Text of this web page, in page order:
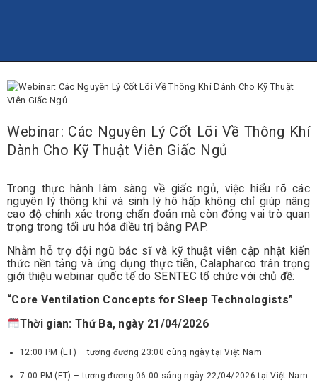
WEBSITE
SẢN PHẨM
LIÊN HỆ
Webinar: Các Nguyên Lý Cốt Lõi Về Thông Khí
Dành Cho Kỹ Thuật Viên Giấc Ngủ
Trong thực hành lâm sàng về giấc ngủ, việc hiểu rõ các
nguyên lý thông khí và sinh lý hô hấp không chỉ giúp nâng
cao độ chính xác trong chẩn đoán mà còn đóng vai trò quan
trọng trong tối ưu hóa điều trị bằng PAP.
Nhằm hỗ trợ đội ngũ bác sĩ và kỹ thuật viên cập nhật kiến
thức nền tảng và ứng dụng thực tiễn, Calapharco trân trọng
giới thiệu webinar quốc tế do SENTEC tổ chức với chủ đề:
“Core Ventilation Concepts for Sleep Technologists”
Thời gian: Thứ Ba, ngày 21/04/2026
12:00 PM (ET) – tương đương 23:00 cùng ngày tại Việt Nam
7:00 PM (ET) – tương đương 06:00 sáng ngày 22/04/2026 tại Việt Nam